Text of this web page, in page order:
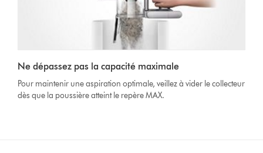
Ne dépassez pas la capacité maximale
Pour maintenir une aspiration optimale, veillez à vider le collecteur
dès que la poussière atteint le repère MAX.